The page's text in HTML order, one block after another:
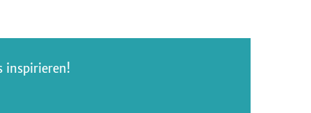
inspirieren!